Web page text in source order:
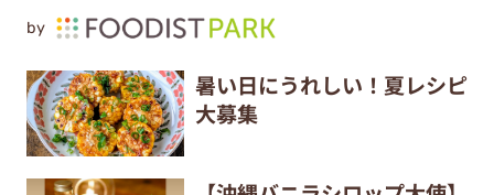
by
暑い日にうれしい！夏レシピ
大募集